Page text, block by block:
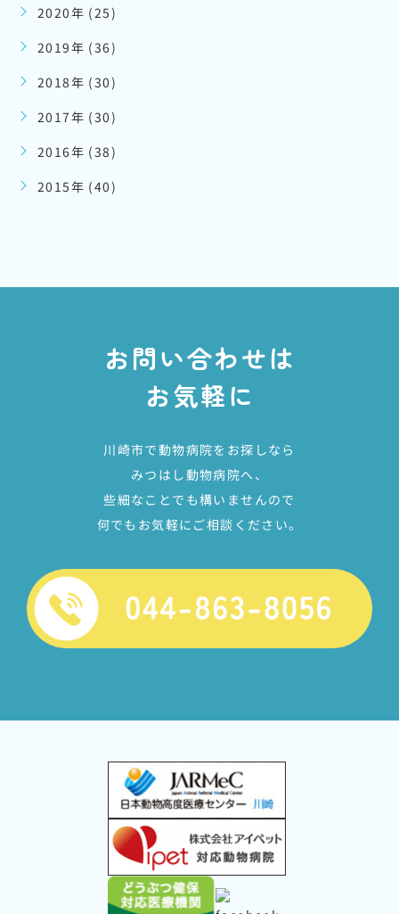
2020年 (25)
2019年 (36)
2018年 (30)
2017年 (30)
2016年 (38)
2015年 (40)
お問い合わせは
お気軽に
川崎市で動物病院をお探しなら
みつはし動物病院へ、
些細なことでも構いませんので
何でもお気軽にご相談ください。